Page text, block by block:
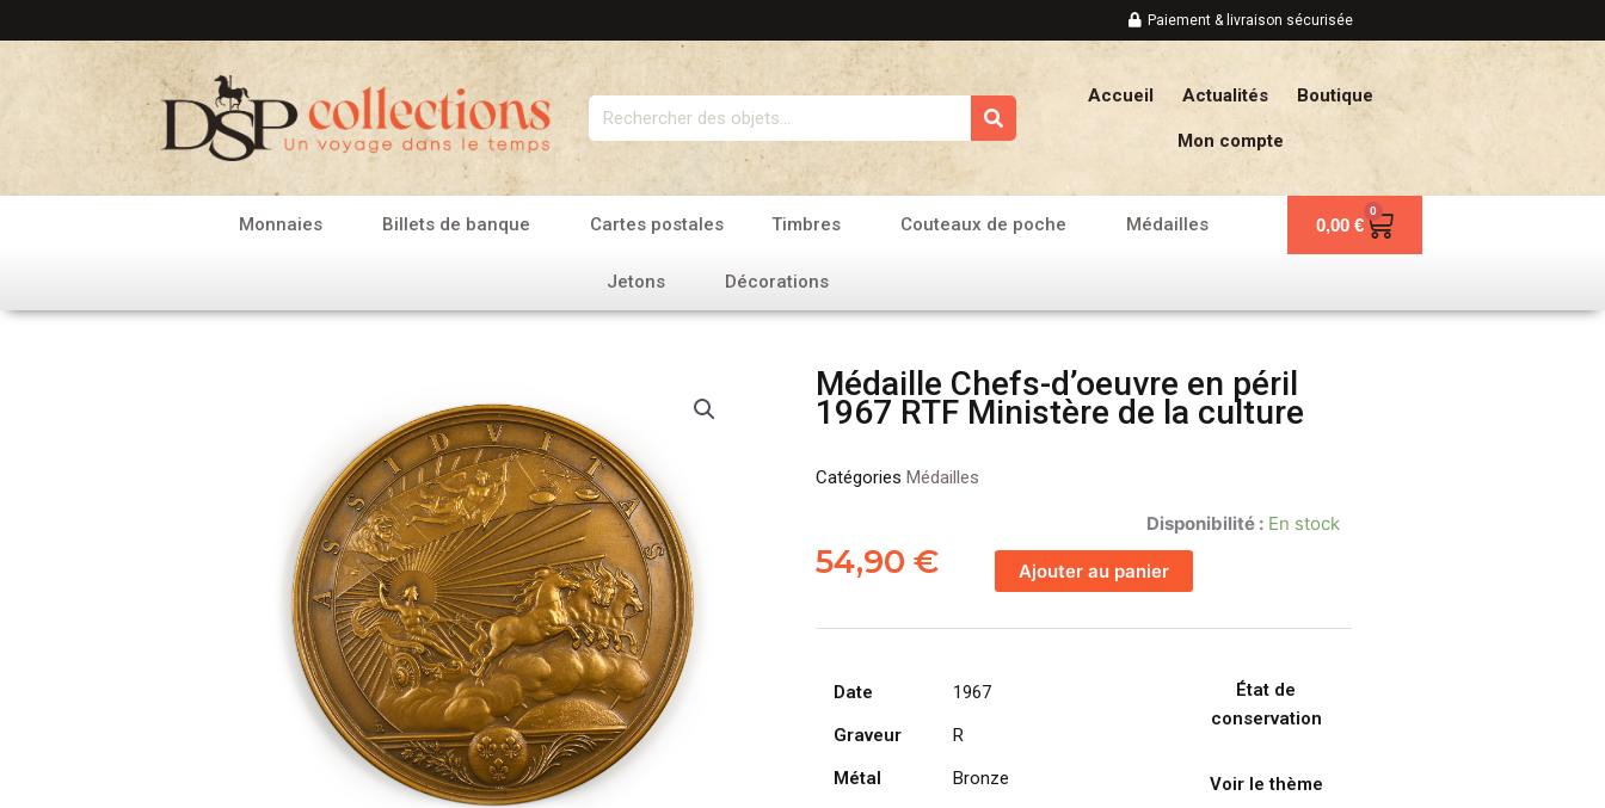
au
contenu
Paiement & livraison sécurisée
Rechercher
Accueil Actualités Boutique
Mon compte
Monnaies Billets de banque Cartes postales Timbres Couteaux de poche Médailles
Jetons Décorations
0,00 €
0
Panier
Médaille Chefs-d’oeuvre en péril
1967 RTF Ministère de la culture
Catégories Médailles
54,90 €
Disponibilité : En stock
de
Médaille
d'oeuvre
péril
Ministère
Ajouter au panier
Date
1967
Graveur
R
Métal
Bronze
État de
conservation
Voir le thème